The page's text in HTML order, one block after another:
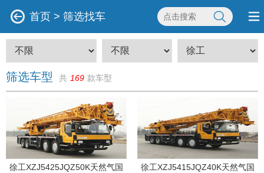
首页 > 筛选找车
筛选车型 共 169 款车型
徐工XZJ5425JQZ50K天然气国
徐工XZJ5415JQZ40K天然气国